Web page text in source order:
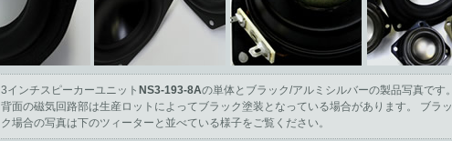
3インチスピーカーユニット NS3-193-8Aの単体とブラック/アルミシルバーの製品写真です。
背面の磁気回路部は生産ロットによってブラック塗装となっている場合があります。 ブラッ
ク場合の写真は下のツィーターと並べている様子をご覧ください。